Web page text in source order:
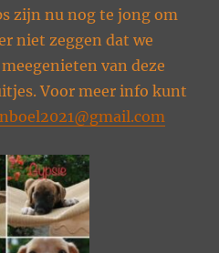
zijn nu nog te jong om
niet zeggen dat we
van deze
Voor meer info kunt